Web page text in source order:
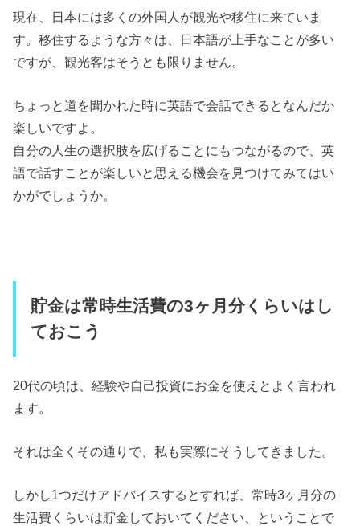
現在、日本には多くの外国人が観光や移住に来ていま
す。移住するような方々は、日本語が上手なことが多い
ですが、観光客はそうとも限りません。
ちょっと道を聞かれた時に英語で会話できるとなんだか
楽しいですよ。
自分の人生の選択肢を広げることにもつながるので、英
語で話すことが楽しいと思える機会を見つけてみてはい
かがでしょうか。
貯金は常時生活費の3ヶ月分くらいはし
ておこう
20代の頃は、経験や自己投資にお金を使えとよく言われ
ます。
それは全くその通りで、私も実際にそうしてきました。
しかし1つだけアドバイスするとすれば、常時3ヶ月分の
生活費くらいは貯金しておいてください、ということで